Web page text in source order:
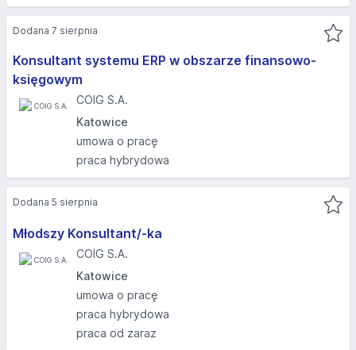
Konsultant systemu ERP w obszarze finansowo-
księgowym
COIG S.A.
Katowice
umowa o pracę
praca hybrydowa
Dodana 7 sierpnia
Młodszy Konsultant/-ka
COIG S.A.
Katowice
umowa o pracę
praca hybrydowa
praca od zaraz
Dodana 5 sierpnia